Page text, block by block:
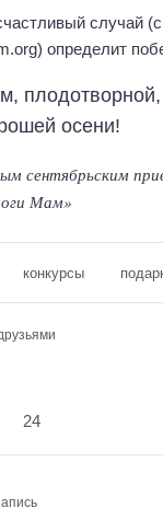
случай
определит
осени!
сентябрьским
Мам»
конкурсы
24